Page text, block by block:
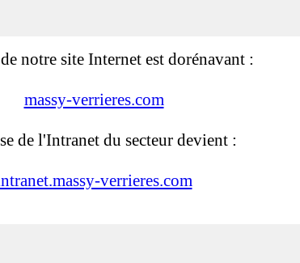
notre site Internet est dorénavant :
massy-verrieres.com
de l'Intranet du secteur devient :
verrieres.com